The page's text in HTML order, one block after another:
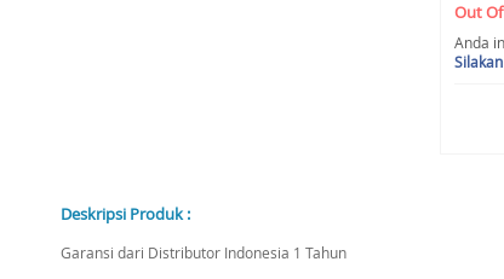
Out
Anda
Deskripsi Produk :
Garansi dari Distributor Indonesia 1 Tahun